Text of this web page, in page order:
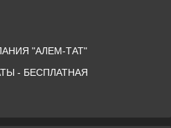
"АЛЕМ-ТАТ"
- БЕСПЛАТНАЯ